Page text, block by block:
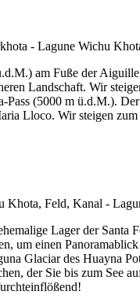
am Fuße der
Landschaft. Wir
(5000 m ü.d.M.).
Lloco. Wir steigen
Lager der Santa
um einen
Glaciar des Huayna
der Sie bis zum See